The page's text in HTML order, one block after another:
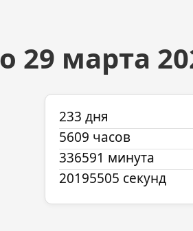
29 марта
233 дня
5609 часов
336591 минута
20195505 секунд